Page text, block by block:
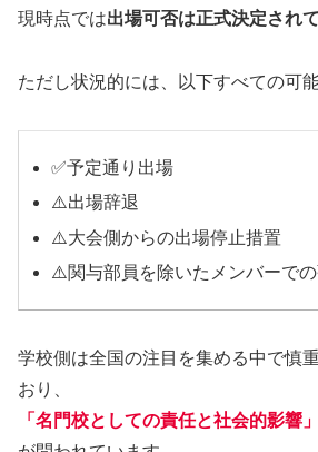
現時点では出場可否は正式決定され
ただし状況的には、以下すべての可
✅予定通り出場
⚠️出場辞退
⚠️大会側からの出場停止措置
⚠️関与部員を除いたメンバーで
学校側は全国の注目を集める中で慎
おり、
「名門校としての責任と社会的影響」